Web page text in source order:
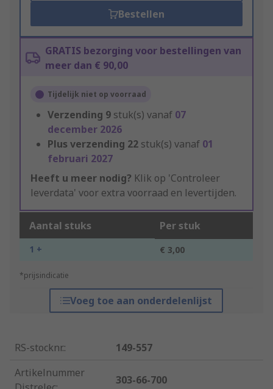
Bestellen
GRATIS bezorging voor bestellingen van
meer dan € 90,00
Tijdelijk niet op voorraad
Verzending 9 stuk(s) vanaf 07
december 2026
Plus verzending 22 stuk(s) vanaf 01
februari 2027
Heeft u meer nodig? Klik op 'Controleer
leverdata' voor extra voorraad en levertijden.
Aantal stuks Per stuk
1 + € 3,00
*prijsindicatie
Voeg toe aan onderdelenlijst
RS-stocknr.:
149-557
Artikelnummer
303-66-700